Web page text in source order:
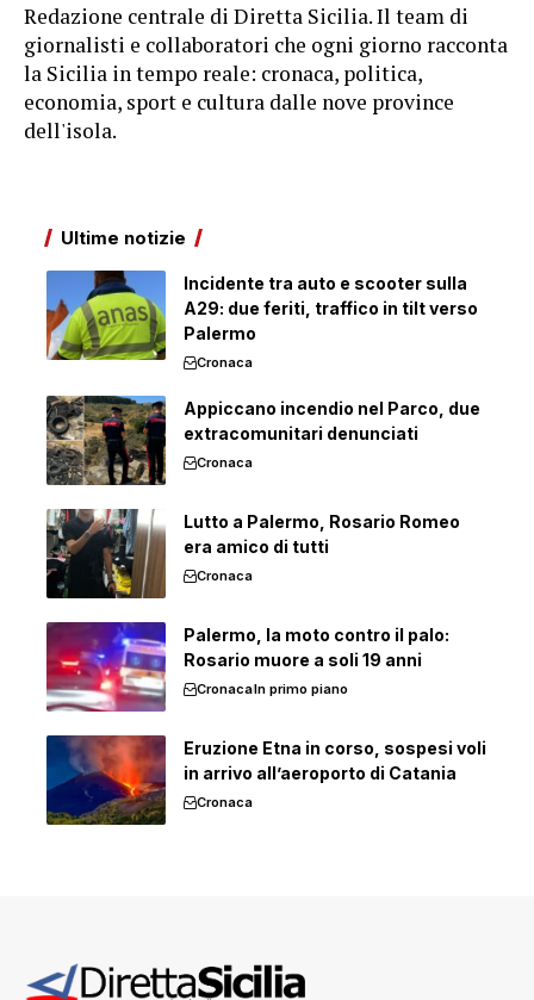
Redazione centrale di Diretta Sicilia. Il team di
giornalisti e collaboratori che ogni giorno racconta
la Sicilia in tempo reale: cronaca, politica,
economia, sport e cultura dalle nove province
dell'isola.
Ultime notizie
Incidente tra auto e scooter sulla
A29: due feriti, traffico in tilt verso
Palermo
Cronaca
Appiccano incendio nel Parco, due
extracomunitari denunciati
Cronaca
Lutto a Palermo, Rosario Romeo
era amico di tutti
Cronaca
Palermo, la moto contro il palo:
Rosario muore a soli 19 anni
CronacaIn primo piano
Eruzione Etna in corso, sospesi voli
in arrivo all’aeroporto di Catania
Cronaca